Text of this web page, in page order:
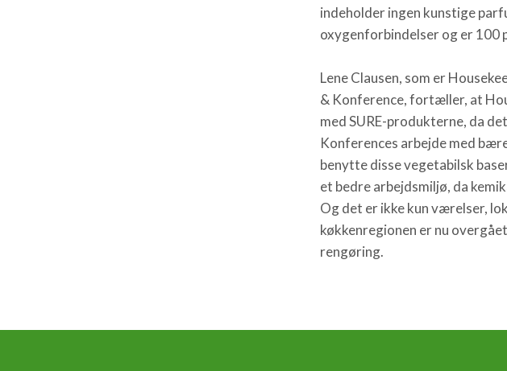
indeholder ingen kunstige
oxygenforbindelser og er 100
Lene Clausen, som er
& Konference, fortæller, at
med SURE-produkterne, da
Konferences arbejde med
benytte disse vegetabilsk
et bedre arbejdsmiljø, da
Og det er ikke kun værelser,
køkkenregionen er nu
rengøring.